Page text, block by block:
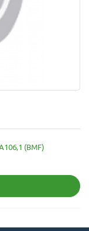
(BMF)